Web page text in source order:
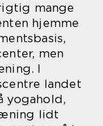
mange
hjemme
men
I
landet
yogahold,
lidt